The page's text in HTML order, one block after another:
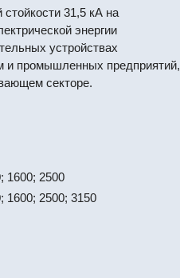
31,5 кА на
энергии
устройствах
и промышленных предприятий,
секторе.
1600; 2500
1600; 2500; 3150